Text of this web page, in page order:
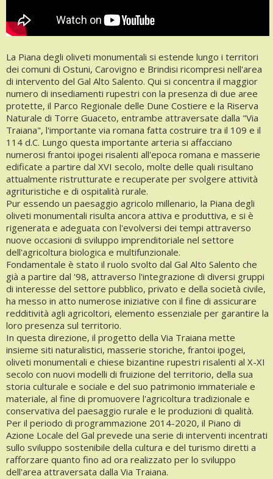
La Piana degli oliveti monumentali si estende lungo i territori
dei comuni di Ostuni, Carovigno e Brindisi ricompresi nell'area
di intervento del Gal Alto Salento. Qui si concentra il maggior
numero di insediamenti rupestri con la presenza di due aree
protette, il Parco Regionale delle Dune Costiere e la Riserva
Naturale di Torre Guaceto, entrambe attraversate dalla "Via
Traiana", l'importante via romana fatta costruire tra il 109 e il
114 d.C. Lungo questa importante arteria si affacciano
numerosi frantoi ipogei risalenti all'epoca romana e masserie
edificate a partire dal XVI secolo, molte delle quali risultano
attualmente ristrutturate e recuperate per svolgere attività
agrituristiche e di ospitalità rurale.
Pur essendo un paesaggio agricolo millenario, la Piana degli
oliveti monumentali risulta ancora attiva e produttiva, e si è
rigenerata e adeguata con l'evolversi dei tempi attraverso
nuove occasioni di sviluppo imprenditoriale nel settore
dell'agricoltura biologica e multifunzionale.
Fondamentale è stato il ruolo svolto dal Gal Alto Salento che
già a partire dal '98, attraverso l'integrazione di diversi gruppi
di interesse del settore pubblico, privato e della società civile,
ha messo in atto numerose iniziative con il fine di assicurare
redditività agli agricoltori, elemento essenziale per garantire la
loro presenza sul territorio.
In questa direzione, il progetto della Via Traiana mette
insieme siti naturalistici, masserie storiche, frantoi ipogei,
oliveti monumentali e chiese bizantine rupestri risalenti al X-XI
secolo con nuovi modelli di fruizione del territorio, della sua
storia culturale e sociale e del suo patrimonio immateriale e
materiale, al fine di promuovere l'agricoltura tradizionale e
conservativa del paesaggio rurale e le produzioni di qualità.
Per il periodo di programmazione 2014-2020, il Piano di
Azione Locale del Gal prevede una serie di interventi incentrati
sullo sviluppo sostenibile della cultura e del turismo diretti a
rafforzare quanto fino ad ora realizzato per lo sviluppo
dell'area attraversata dalla Via Traiana.